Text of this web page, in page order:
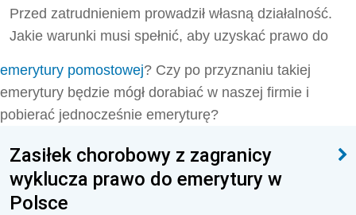
Przed zatrudnieniem prowadził własną działalność.
Jakie warunki musi spełnić, aby uzyskać prawo do
emerytury pomostowej? Czy po przyznaniu takiej
emerytury będzie mógł dorabiać w naszej firmie i
pobierać jednocześnie emeryturę?
Zasiłek chorobowy z zagranicy
wyklucza prawo do emerytury w
Polsce